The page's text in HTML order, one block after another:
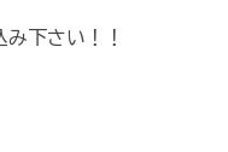
下さい！！